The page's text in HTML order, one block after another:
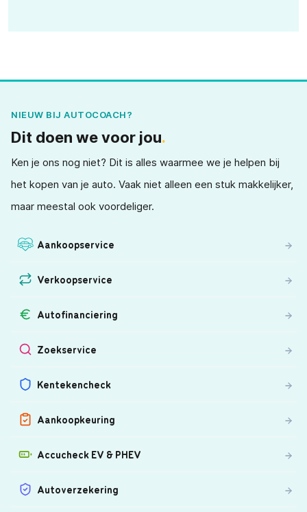
NIEUW BIJ AUTOCOACH?
Dit doen we voor jou.
Ken je ons nog niet? Dit is alles waarmee we je helpen bij
het kopen van je auto. Vaak niet alleen een stuk makkelijker,
maar meestal ook voordeliger.
Aankoopservice
Verkoopservice
Autofinanciering
Zoekservice
Kentekencheck
Aankoopkeuring
Accucheck EV & PHEV
Autoverzekering